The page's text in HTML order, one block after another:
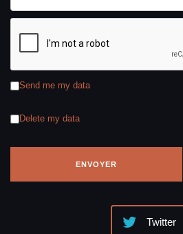
Send me my data
Delete my data
Twitter